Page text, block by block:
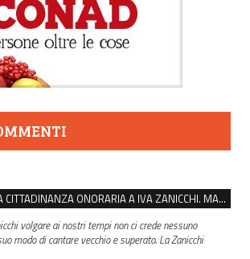
VENTASSO, SÌ ALLA CITTADINANZA ONORARIA A IVA ZANICCHI. MA BARGIACCHI: “È DI PESSIMO GUSTO”
volgare ai nostri tempi non ci crede nessuno
modo di cantare vecchio e superato. La Zanicchi